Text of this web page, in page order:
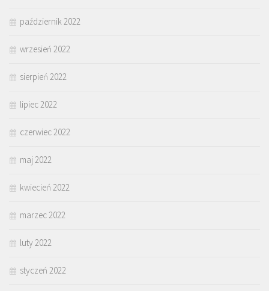
październik 2022
wrzesień 2022
sierpień 2022
lipiec 2022
czerwiec 2022
maj 2022
kwiecień 2022
marzec 2022
luty 2022
styczeń 2022